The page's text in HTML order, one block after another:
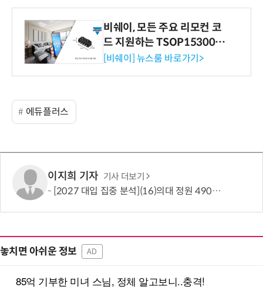
비쉐이, 모든 주요 리모컨 코
드 지원하는 TSOP15300 시
리즈 IR 수신기 출시
[비쉐이] 뉴스룸 바로가기>
에듀플러스
이지희 기자 기사 더보기
[2027 대입 집중 분석](16)의대 정원 490명 늘었지만…서울·수도권은 전형 변화에 주목
놓치면 아쉬운 정보 AD